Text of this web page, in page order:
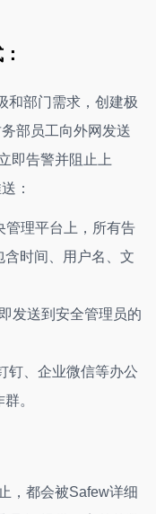
和部门需求，创建极
部员工向外网发送
即告警并阻止上
：
管理平台上，所有告
时间、用户名、文
发送到安全管理员的
钉、企业微信等办公
。
，都会被Safew详细